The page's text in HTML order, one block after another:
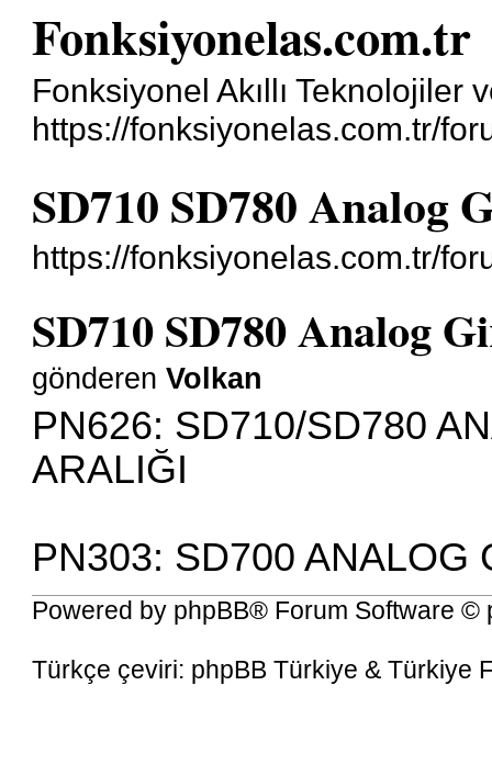
Fonksiyonelas.com.tr
Fonksiyonel Akıllı Teknolojiler
https://fonksiyonelas.com.tr/
SD710 SD780 Analog
https://fonksiyonelas.com.tr/
SD710 SD780 Analog
gönderenVolkan
PN626: SD710/SD780
ARALIĞI
PN303: SD700 ANALOG
Powered by phpBB® Forum Software ©
Türkçe çeviri: phpBB Türkiye &Türkiye